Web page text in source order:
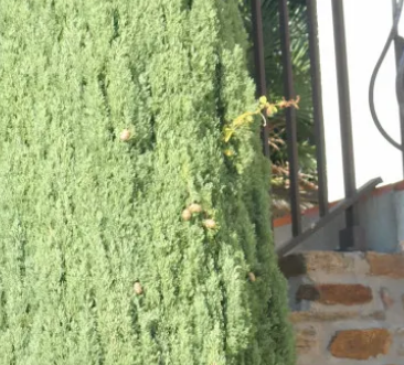
LA PISCINA & LA
SPIAGGIA